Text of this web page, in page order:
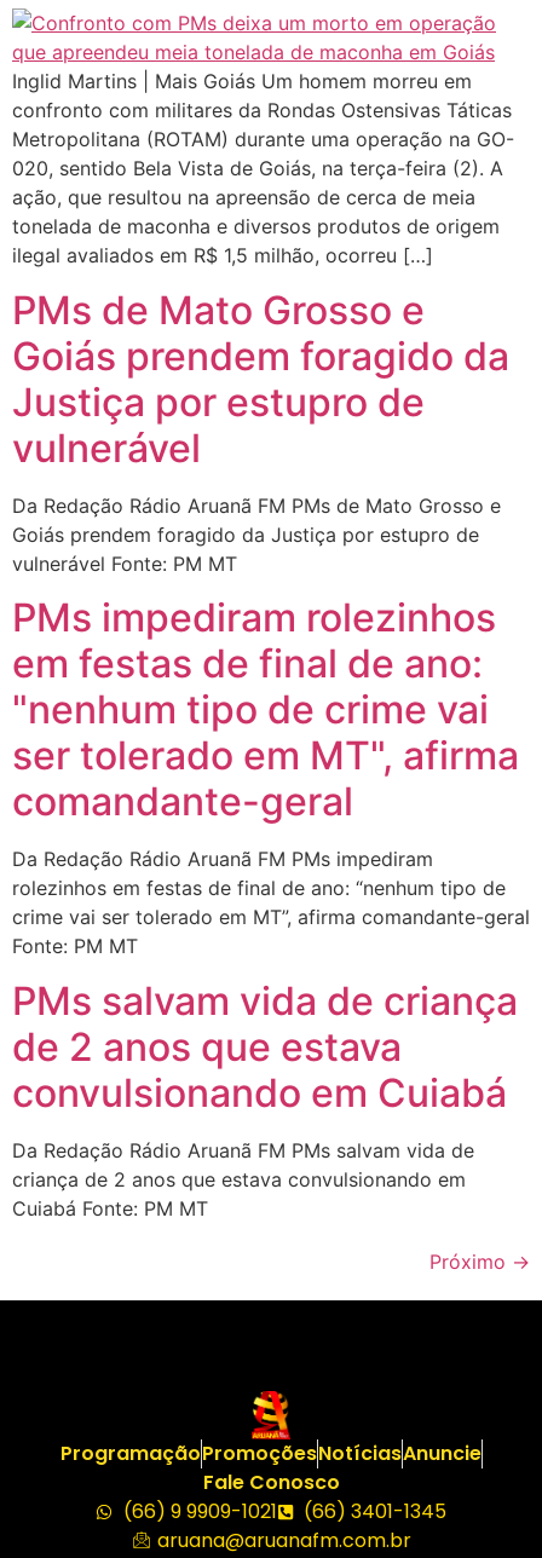
Inglid Martins | Mais Goiás Um homem morreu em
confronto com militares da Rondas Ostensivas Táticas
Metropolitana (ROTAM) durante uma operação na GO-
020, sentido Bela Vista de Goiás, na terça-feira (2). A
ação, que resultou na apreensão de cerca de meia
tonelada de maconha e diversos produtos de origem
ilegal avaliados em R$ 1,5 milhão, ocorreu […]
PMs de Mato Grosso e
Goiás prendem foragido da
Justiça por estupro de
vulnerável
Da Redação Rádio Aruanã FM PMs de Mato Grosso e
Goiás prendem foragido da Justiça por estupro de
vulnerável Fonte: PM MT
PMs impediram rolezinhos
em festas de final de ano:
"nenhum tipo de crime vai
ser tolerado em MT", afirma
comandante-geral
Da Redação Rádio Aruanã FM PMs impediram
rolezinhos em festas de final de ano: “nenhum tipo de
crime vai ser tolerado em MT”, afirma comandante-geral
Fonte: PM MT
PMs salvam vida de criança
de 2 anos que estava
convulsionando em Cuiabá
Da Redação Rádio Aruanã FM PMs salvam vida de
criança de 2 anos que estava convulsionando em
Cuiabá Fonte: PM MT
Próximo →
ProgramaçãoPromoçõesNotíciasAnuncie
Fale Conosco
(66) 9 9909-1021
(66) 3401-1345
aruana@aruanafm.com.br